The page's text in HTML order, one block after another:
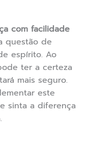
com facilidade
questão de
espírito. Ao
ter a certeza
mais seguro.
este
sinta a diferença